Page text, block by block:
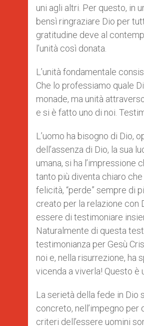
uni agli altri. Per questo, in
bensì ringraziare Dio per
gratitudine deve al
l’unità così donata.
L’unità fondamentale
Che lo professiamo quale
monade, ma unità
e si è fatto uno di noi.
L’uomo ha bisogno di Dio,
dell’assenza di Dio, la sua
umana, si ha l’impressione
tanto più diventa chiaro
felicità, “perde” sempre di
creato per la relazione con
essere di testimoniare
Naturalmente di questa
testimonianza per Gesù
noi e, nella risurrezione, ha
vicenda a viverla! Questo
La serietà della fede in Dio
concreto, nell’impegno per
criteri dell’essere uomini